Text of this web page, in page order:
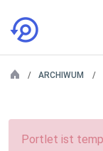
ARCHIWUM
Portlet ist